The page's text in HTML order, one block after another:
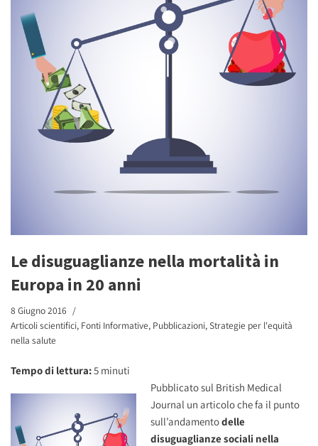
Le disuguaglianze nella mortalità in
Europa in 20 anni
8 Giugno 2016
Articoli scientifici, Fonti Informative, Pubblicazioni,Strategie per l'equità
nella salute
Tempo di lettura:5 minuti
Pubblicato sul British Medical
Journal un articolo che fa il punto
sull’andamentodelle
disuguaglianze sociali nella